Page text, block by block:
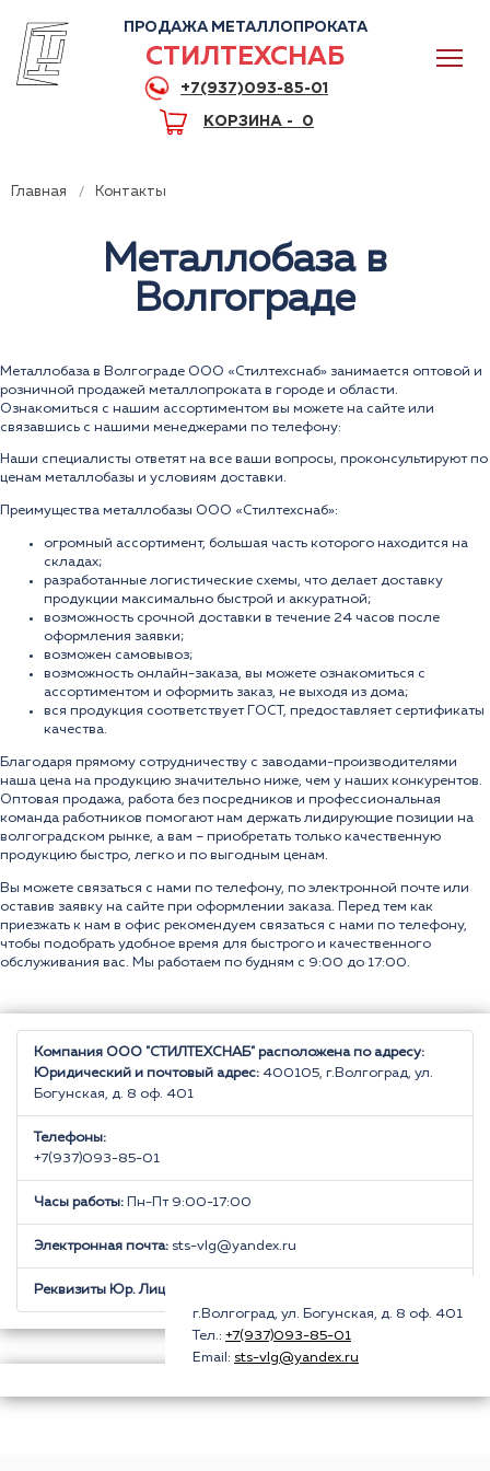
Горячая линияВолгоград
ПРОДАЖА МЕТАЛЛОПРОКАТА
СТИЛТЕХСНАБ
+7(937)093-85-01
КОРЗИНА - 0
Главная Контакты
Металлобаза в
Волгограде
Металлобаза в Волгограде ООО «Стилтехснаб» занимается оптовой и
розничной продажей металлопроката в городе и области.
Ознакомиться с нашим ассортиментом вы можете на сайте или
связавшись с нашими менеджерами по телефону:
Наши специалисты ответят на все ваши вопросы, проконсультируют по
ценам металлобазы и условиям доставки.
Преимущества металлобазы ООО «Стилтехснаб»:
огромный ассортимент, большая часть которого находится на
складах;
разработанные логистические схемы, что делает доставку
продукции максимально быстрой и аккуратной;
возможность срочной доставки в течение 24 часов после
оформления заявки;
возможен самовывоз;
возможность онлайн-заказа, вы можете ознакомиться с
ассортиментом и оформить заказ, не выходя из дома;
вся продукция соответствует ГОСТ, предоставляет сертификаты
качества.
Благодаря прямому сотрудничеству с заводами-производителями
наша цена на продукцию значительно ниже, чем у наших конкурентов.
Оптовая продажа, работа без посредников и профессиональная
команда работников помогают нам держать лидирующие позиции на
волгоградском рынке, а вам – приобретать только качественную
продукцию быстро, легко и по выгодным ценам.
Вы можете связаться с нами по телефону, по электронной почте или
оставив заявку на сайте при оформлении заказа. Перед тем как
приезжать к нам в офис рекомендуем связаться с нами по телефону,
чтобы подобрать удобное время для быстрого и качественного
обслуживания вас. Мы работаем по будням с 9:00 до 17:00.
Компания ООО "СТИЛТЕХСНАБ" расположена по адресу:
Юридический и почтовый адрес: 400105, г.Волгоград, ул.
Богунская, д. 8 оф. 401
Телефоны:
+7(937)093-85-01
Часы работы: Пн-Пт 9:00-17:00
Электронная почта: sts-vlg@yandex.ru
Реквизиты Юр. Лица:
г.Волгоград, ул. Богунская, д. 8 оф. 401
Тел.: +7(937)093-85-01
Email: sts-vlg@yandex.ru